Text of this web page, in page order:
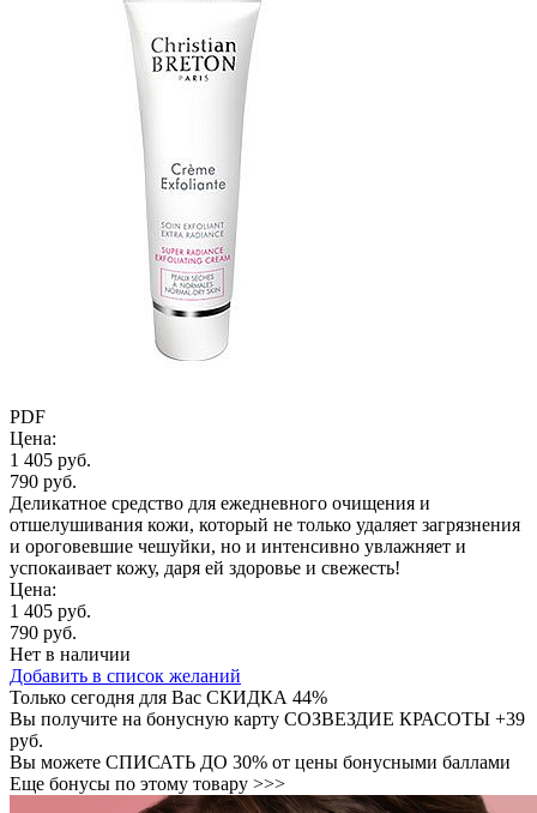
PDF
Цена:
1 405 руб.
790 руб.
Деликатное средство для ежедневного очищения и
отшелушивания кожи, который не только удаляет загрязнения
и ороговевшие чешуйки, но и интенсивно увлажняет и
успокаивает кожу, даря ей здоровье и свежесть!
Цена:
1 405 руб.
790 руб.
Нет в наличии
Добавить в список желаний
Только сегодня для Вас СКИДКА 44%
Вы получите на бонусную карту СОЗВЕЗДИЕ КРАСОТЫ +39
руб.
Вы можете СПИСАТЬ ДО 30% от цены бонусными баллами
Еще бонусы по этому товару >>>